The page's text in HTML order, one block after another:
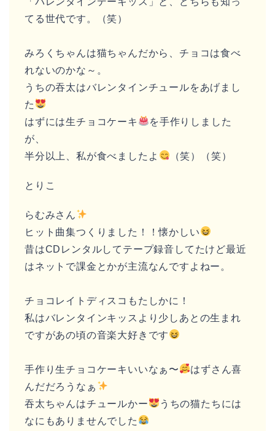
てる世代です。（笑）
みろくちゃんは猫ちゃんだから、チョコは食べ
れないのかな～。
うちの吞太はバレンタインチュールをあげまし
た
はずには生チョコケーキ
を手作りしました
が、
半分以上、私が食べましたよ
（笑）（笑）
とりこ
らむみさん
ヒット曲集つくりました！！懐かしい
昔はCDレンタルしてテープ録音してたけど最近
はネットで課金とかが主流なんですよねー。
チョコレイトディスコもたしかに！
私はバレンタインキッスより少しあとの生まれ
ですがあの頃の音楽大好きです
手作り生チョコケーキいいなぁ〜
はずさん喜
んだだろうなぁ
吞太ちゃんはチュールかー
うちの猫たちには
なにもありませんでした